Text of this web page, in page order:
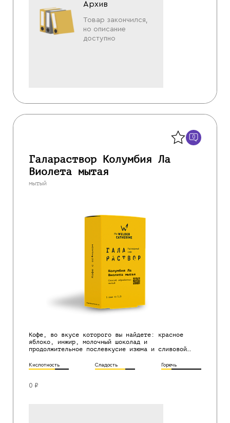
Архив
Товар закончился,
но описание
доступно
0
Галараствор Колумбия Ла
Виолета мытая
мытый
Кофе, во вкусе которого вы найдете: красное
яблоко, инжир, молочный шоколад и
продолжительное послевкусие изюма и сливовой
Кислотность Сладость Горечь
0 ₽